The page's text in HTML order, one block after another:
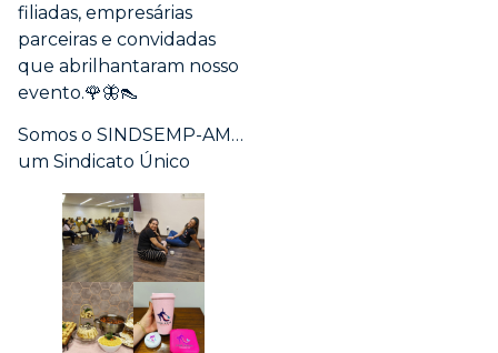
filiadas, empresárias
parceiras e convidadas
que abrilhantaram nosso
evento.🌹🦋👠
Somos o SINDSEMP-AM…
um Sindicato Único